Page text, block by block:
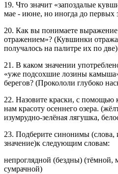
19. Что значит «запоздалые
мае - июне, но иногда до первых
20. Как вы понимаете
отражением»? (Кувшинки
получалось на палитре их по две)
21. В каком значении
«уже подсохшие лозины
берегов? (Прокололи глубоко
22. Назовите краски, с помощью
нам красоту осеннего озера.
изумрудно-зелёная лягушка,
23. Подберите синонимы
значение)к следующим словам:
непроглядной (бездны) (тёмной,
сумрачной)